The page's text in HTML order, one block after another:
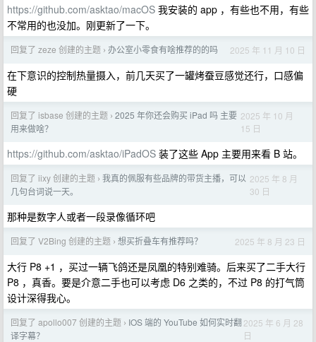
https://github.com/asktao/macOS 我安装的 app ，有些也不用，有些
不常用的也没加。刚更新了一下。
回复了 zeze 创建的主题 › 办公室小零食有啥推荐的的吗 2025 年 11 月 10 日
在下意识的控制热量摄入，前几天买了一罐烤蚕豆感觉还行，口感偏
硬
回复了 isbase 创建的主题 › 2025 年你还会购买 iPad 吗 主要
用来做啥？
2025 年 10 月
15 日
https://github.com/asktao/iPadOS 装了这些 App 主要用来看 B 站。
回复了 iixy 创建的主题 › 我真的佩服有些品牌的带货主播，可以
几句台词说一天。
2025 年 8 月
30 日
那种是数字人或者一段录像循环吧
回复了 V2Bing 创建的主题 › 想买折叠车有推荐吗？ 2025 年 8 月 23 日
大行 P8 +1 ，买过一辆飞鸽还是凤凰的特别难骑。后来买了二手大行
P8 ，真香。要是介意二手也可以考虑 D6 之类的，不过 P8 的打气筒
设计深得我心。
回复了 apollo007 创建的主题 › IOS 端的 YouTube 如何实时翻
译字幕？
2025 年 6 月 28
日